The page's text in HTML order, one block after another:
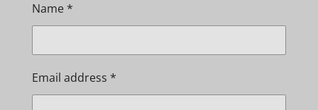
Name *
Email address *